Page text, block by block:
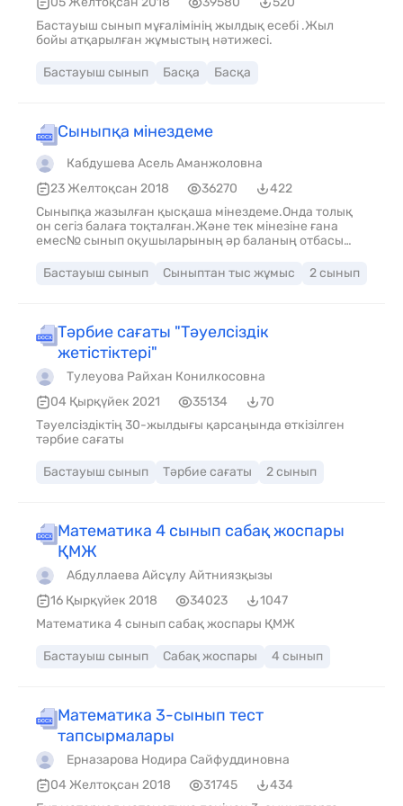
ответить на звонок, выполнит
Бастауыш сынып мұғалімінің жылдық есебі .Жыл
бойы атқарылған жұмыстың нәтижесі.
Бастауыш сынып Басқа Басқа
Сыныпқа мінездеме
Кабдушева Асель Аманжоловна
23 Желтоқсан 2018
36270
422
Сыныпқа жазылған қысқаша мінездеме.Онда толық
он сегіз балаға тоқталған.Және тек мінезіне ғана
емес№ сынып оқушыларының әр баланың отбасы
Бастауыш сынып
Сыныптан тыс жұмыс 2 сынып
Тәрбие сағаты "Тәуелсіздік
жетістіктері"
Тулеуова Райхан Конилкосовна
04 Қырқүйек 2021
35134
70
Тәуелсіздіктің 30-жылдығы қарсаңында өткізілген
тәрбие сағаты
Бастауыш сынып Тәрбие сағаты 2 сынып
Математика 4 сынып сабақ жоспары
ҚМЖ
Абдуллаева Айсұлу Айтниязқызы
16 Қырқүйек 2018
34023
1047
Математика 4 сынып сабақ жоспары ҚМЖ
Бастауыш сынып Сабақ жоспары 4 сынып
Математика 3-сынып тест
тапсырмалары
Ерназарова Нодира Сайфуддиновна
04 Желтоқсан 2018
31745
434